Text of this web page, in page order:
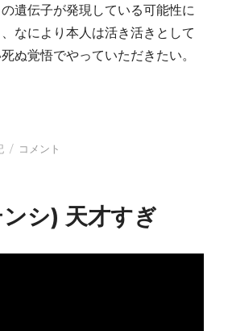
遺伝子が発現している可能性に
なにより本人は活き活きとして
ぬ覚悟でやっていただきたい。
い
と
コメント
シ) 天才すぎ